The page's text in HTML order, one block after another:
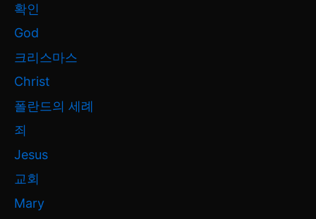
확인
God
크리스마스
Christ
폴란드의 세례
죄
Jesus
교회
Mary